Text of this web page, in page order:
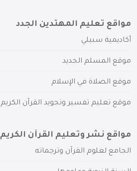
مواقع تعليم المهتدين الجدد
أكاديمية سبيلي
موقع المسلم الجديد
موقع الصلاة في الإسلام
موقع تعليم تفسير وتجويد القرآن الكريم
مواقع نشر وتعليم القرآن الكريم
الجامع لعلوم القرآن وترجماته